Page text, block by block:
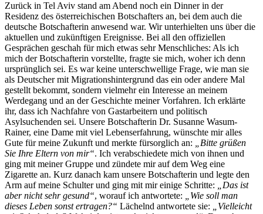
Zurück in Tel Aviv stand am Abend noch ein Dinner in der
Residenz des österreichischen Botschafters an, bei dem auch die
deutsche Botschafterin anwesend war. Wir unterhielten uns über die
aktuellen und zukünftigen Ereignisse. Bei all den offiziellen
Gesprächen geschah für mich etwas sehr Menschliches: Als ich
mich der Botschafterin vorstellte, fragte sie mich, woher ich denn
ursprünglich sei. Es war keine unterschwellige Frage, wie man sie
als Deutscher mit Migrationshintergrund das ein oder andere Mal
gestellt bekommt, sondern vielmehr ein Interesse an meinem
Werdegang und an der Geschichte meiner Vorfahren. Ich erklärte
ihr, dass ich Nachfahre von Gastarbeitern und politisch
Asylsuchenden sei. Unsere Botschafterin Dr. Susanne Wasum-
Rainer, eine Dame mit viel Lebenserfahrung, wünschte mir alles
Gute für meine Zukunft und merkte fürsorglich an:
„Bitte grüßen
Sie Ihre Eltern von mir“. Ich verabschiedete mich von ihnen und
ging mit meiner Gruppe und zündete mir auf dem Weg eine
Zigarette an. Kurz danach kam unsere Botschafterin und legte den
Arm auf meine Schulter und ging mit mir einige Schritte:
„Das ist
aber nicht sehr gesund“, worauf ich antwortete: „Wie soll man
dieses Leben sonst ertragen?“ Lächelnd antwortete sie:
„Vielleicht